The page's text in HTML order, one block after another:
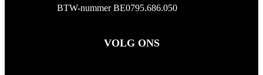
BTW-nummer BE0795.686.050
VOLG ONS